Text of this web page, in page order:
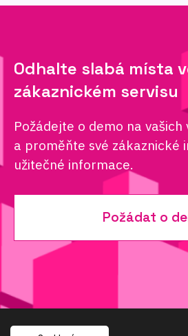
Odhalte slabá místa
zákaznickém servisu
Požádejte o demo na
a proměňte své zákaznické
užitečné informace.
Požádat o